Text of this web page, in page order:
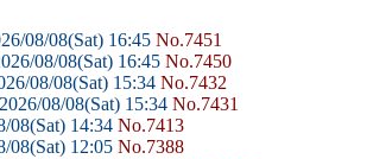
08/08(Sat) 16:45 No.7451
08/08(Sat) 16:45 No.7450
08/08(Sat) 15:34 No.7432
2026/08/08(Sat) 15:34 No.7431
08(Sat) 14:34 No.7413
08(Sat) 12:05 No.7388